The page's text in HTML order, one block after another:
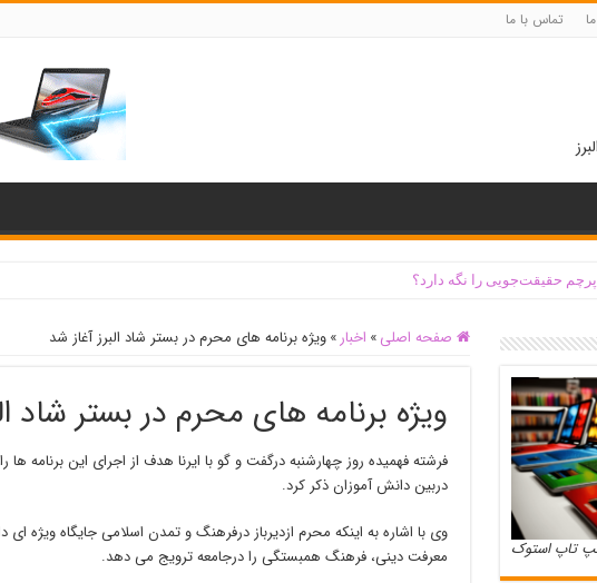
تماس با ما
حقیقت‌جویی را نگه دارد؟
صفحه اصلی » اخبار » ویژه برنامه های محرم در بستر شاد البرز آغاز شد
ویژه برنامه های محرم در بستر شاد
فرشته فهمیده روز چهارشنبه درگفت و گو با ایرنا هدف از اجرای این برنامه
دربین دانش آموزان ذکر کرد.
وی با اشاره به اینکه محرم ازدیرباز درفرهنگ و تمدن اسلامی جایگاه ویژه
معرفت دینی، فرهنگ همبستگی را درجامعه ترویج می دهد.
تاپ استوک